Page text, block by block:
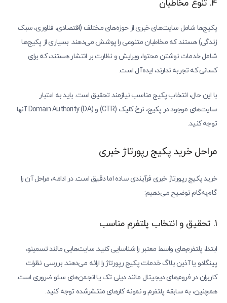
4. تنوع مخاطبان
پکیج‌ها شامل سایت‌های خبری از حوزه‌های مختلف (اقتصادی، فناوری، سبک
زندگی) هستند که مخاطبان متنوعی را پوشش می‌دهند. بسیاری از پکیج‌ها
شامل خدمات نوشتن محتوا، ویرایش و نظارت بر انتشار هستند، که برای
کسانی که تجربه ندارند، ایده‌آل است.
با این حال، انتخاب پکیج مناسب نیازمند تحقیق است. باید به اعتبار
سایت‌های موجود در پکیج، نرخ کلیک (CTR) و Domain Authority (DA) آنها
توجه کنید.
مراحل خرید پکیج رپورتاژ خبری
خرید پکیج رپورتاژ خبری فرآیندی ساده اما دقیق است. در ادامه، مراحل آن را
گام‌به‌گام توضیح می‌دهیم:
1. تحقیق و انتخاب پلتفرم مناسب
ابتدا، پلتفرم‌های واسط معتبر را شناسایی کنید. سایت‌هایی مانند تسمینو،
پینگادو یا آذین بلاگ خدمات پکیج رپورتاژ را ارائه می‌دهند. بررسی نظرات
کاربران در فروم‌های دیجیتال مانند دیلی تک یا انجمن‌های سئو ضروری است.
همچنین، به سابقه پلتفرم و نمونه کارهای منتشرشده توجه کنید.